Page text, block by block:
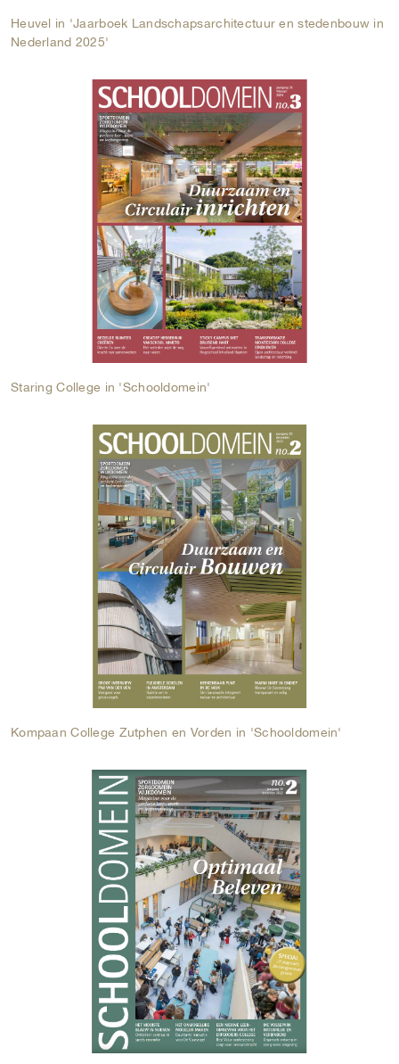
Heuvel in 'Jaarboek Landschapsarchitectuur en stedenbouw in
Nederland 2025'
Staring College in 'Schooldomein'
Kompaan College Zutphen en Vorden in 'Schooldomein'